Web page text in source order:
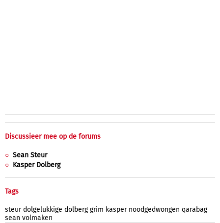
Discussieer mee op de forums
Sean Steur
Kasper Dolberg
Tags
steur dolgelukkige dolberg grim kasper noodgedwongen qarabag
sean volmaken